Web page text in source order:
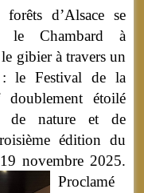
d’Alsace se
le Chambard à
gibier à travers un
: le Festival de la
étoilé
de nature et de
édition du
novembre 2025.
Proclamé